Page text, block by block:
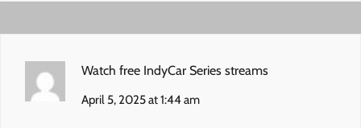
Watch free IndyCar Series streams
April 5, 2025 at 1:44 am